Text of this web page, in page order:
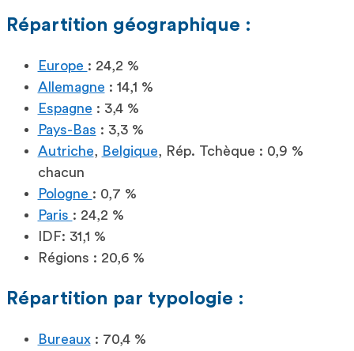
Répartition géographique :
Europe : 24,2 %
Allemagne : 14,1 %
Espagne : 3,4 %
Pays-Bas : 3,3 %
Autriche, Belgique, Rép. Tchèque : 0,9 %
chacun
Pologne : 0,7 %
Paris : 24,2 %
IDF: 31,1 %
Régions : 20,6 %
Répartition par typologie :
Bureaux: 70,4 %